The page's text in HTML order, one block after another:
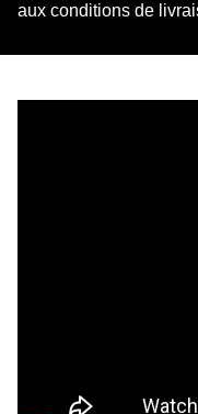
aux conditions de